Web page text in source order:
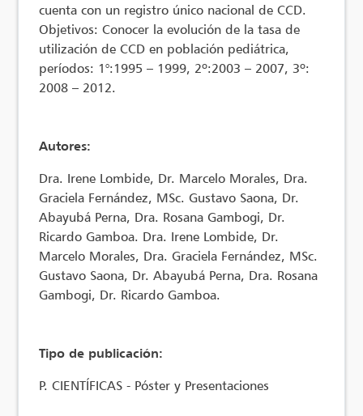
cuenta con un registro único nacional de CCD.
Objetivos: Conocer la evolución de la tasa de
utilización de CCD en población pediátrica,
períodos: 1°:1995 – 1999, 2º:2003 – 2007, 3º:
2008 – 2012.
Autores:
Dra. Irene Lombide, Dr. Marcelo Morales, Dra.
Graciela Fernández, MSc. Gustavo Saona, Dr.
Abayubá Perna, Dra. Rosana Gambogi, Dr.
Ricardo Gamboa. Dra. Irene Lombide, Dr.
Marcelo Morales, Dra. Graciela Fernández, MSc.
Gustavo Saona, Dr. Abayubá Perna, Dra. Rosana
Gambogi, Dr. Ricardo Gamboa.
Tipo de publicación:
P. CIENTÍFICAS - Póster y Presentaciones